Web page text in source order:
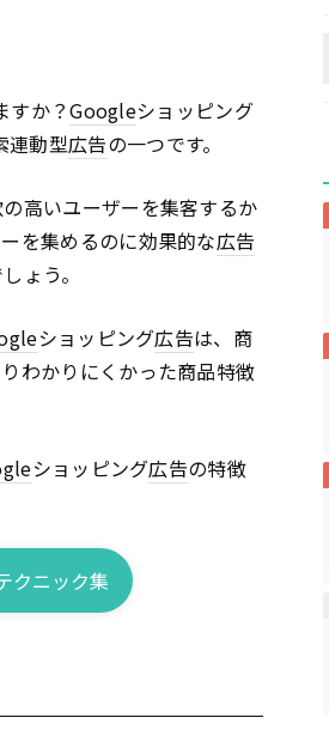
すか？Googleショッピング
連動型広告の一つです。
高いユーザーを集客するか
を集めるのに効果的な広告
ょう。
ショッピング広告は、商
わかりにくかった商品特徴
ショッピング広告の特徴
クニック集